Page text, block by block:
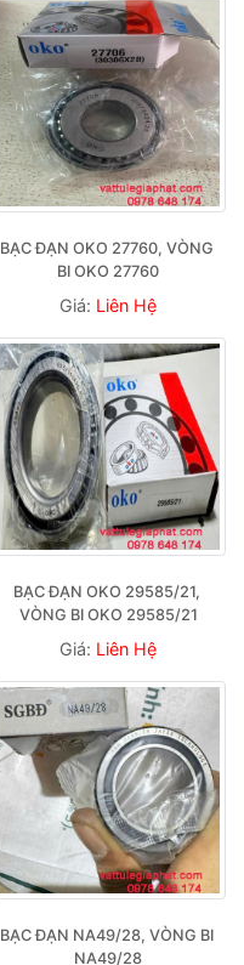
BẠC ĐẠN OKO 27760, VÒNG
BI OKO 27760
Giá: Liên Hệ
BẠC ĐẠN OKO 29585/21,
VÒNG BI OKO 29585/21
Giá: Liên Hệ
BẠC ĐẠN NA49/28, VÒNG BI
NA49/28